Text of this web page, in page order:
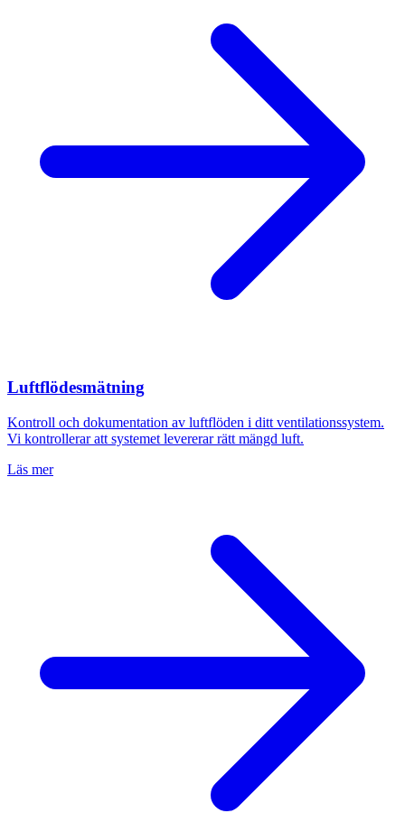
Luftflödesmätning
Kontroll och dokumentation av luftflöden i ditt ventilationssystem.
Vi kontrollerar att systemet levererar rätt mängd luft.
Läs mer